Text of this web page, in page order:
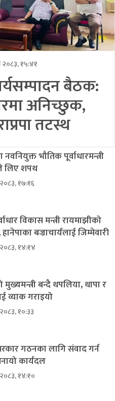
२०८३, १५:४१
बैठक:
अनिच्छुक,
तटस्थ
भौतिक पूर्वाधारमन्त्री
लिए शपथ
१७:१६
विकास मन्त्री रायमाझीको
बज्राचार्यलाई जिम्मेवारी
१४:१४
मुख्यमन्त्री बन्दै थपलिया, थापा र
व्याक गराइयो
१०:३३
गठनका लागि संवाद गर्न
कार्यदल
१४:१०